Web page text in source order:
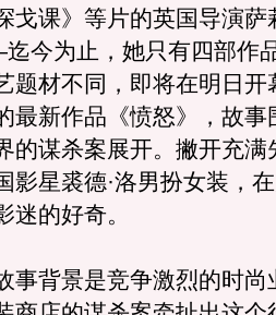
戈课》等片的英国导演萨
今为止，她只有四部作
题材不同，即将在明日开
最新作品《愤怒》，故事
的谋杀案展开。撇开充满
影星裘德·洛男扮女装，
迷的好奇。
背景是竞争激烈的时尚